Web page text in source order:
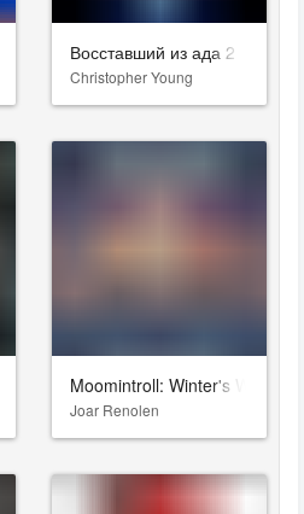
Восставший из ада 2
Christopher Young
Moomintroll: Winter's Warmth
Joar Renolen